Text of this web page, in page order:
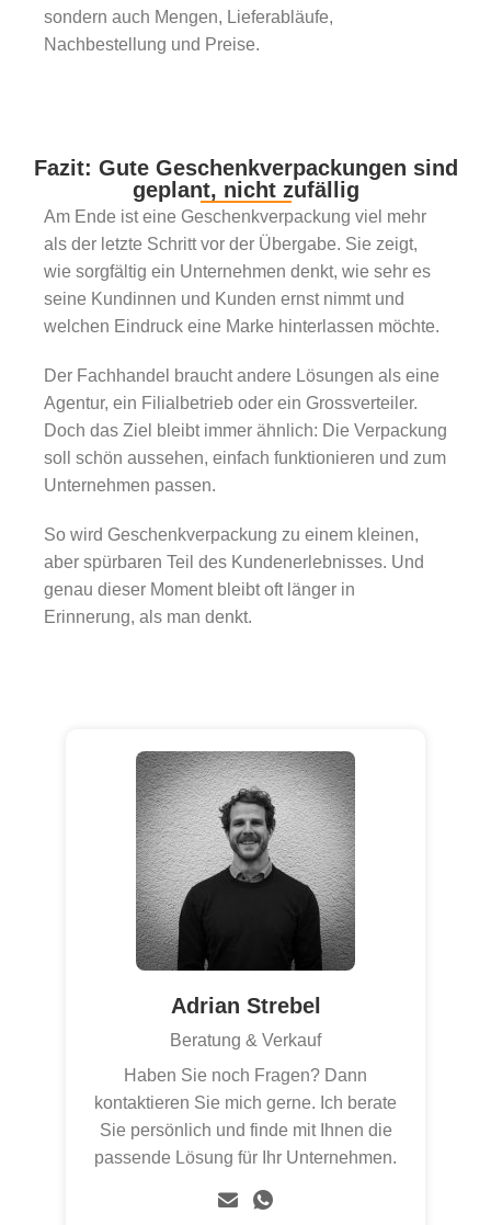
sondern auch Mengen, Lieferabläufe,
Nachbestellung und Preise.
Fazit: Gute Geschenkverpackungen sind
geplant, nicht zufällig
Am Ende ist eine Geschenkverpackung viel mehr
als der letzte Schritt vor der Übergabe. Sie zeigt,
wie sorgfältig ein Unternehmen denkt, wie sehr es
seine Kundinnen und Kunden ernst nimmt und
welchen Eindruck eine Marke hinterlassen möchte.
Der Fachhandel braucht andere Lösungen als eine
Agentur, ein Filialbetrieb oder ein Grossverteiler.
Doch das Ziel bleibt immer ähnlich: Die Verpackung
soll schön aussehen, einfach funktionieren und zum
Unternehmen passen.
So wird Geschenkverpackung zu einem kleinen,
aber spürbaren Teil des Kundenerlebnisses. Und
genau dieser Moment bleibt oft länger in
Erinnerung, als man denkt.
Adrian Strebel
Beratung & Verkauf
Haben Sie noch Fragen? Dann
kontaktieren Sie mich gerne. Ich berate
Sie persönlich und finde mit Ihnen die
passende Lösung für Ihr Unternehmen.